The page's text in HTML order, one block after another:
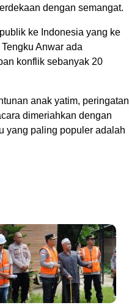
dengan semangat.
ke Indonesia yang ke
Anwar ada
konflik sebanyak 20
anak yatim, peringatan
dimeriahkan dengan
yang paling populer adalah